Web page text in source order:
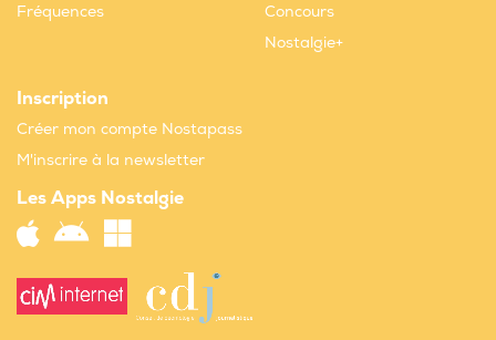
Fréquences
Concours
Nostalgie+
Inscription
Créer mon compte Nostapass
M'inscrire à la newsletter
Les Apps Nostalgie